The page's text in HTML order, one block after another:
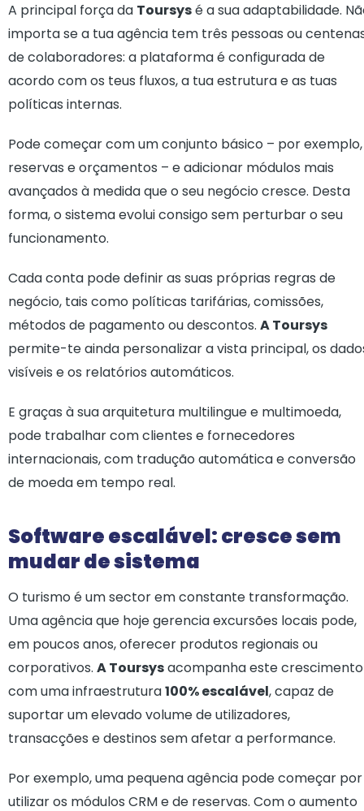
A principal força da Toursysé a sua adaptabilidade.
importa se a tua agência tem três pessoas ou
de colaboradores: a plataforma é configurada de
acordo com os teus fluxos, a tua estrutura e as tuas
políticas internas.
Pode começar com um conjunto básico – por exemplo,
reservas e orçamentos – e adicionar módulos mais
avançados à medida que o seu negócio cresce. Desta
forma, o sistema evolui consigo sem perturbar o seu
funcionamento.
Cada conta pode definir as suas próprias regras de
negócio, tais como políticas tarifárias, comissões,
métodos de pagamento ou descontos. A Toursys
permite-te ainda personalizar a vista principal, os
visíveis e os relatórios automáticos.
E graças à sua arquitetura multilingue e multimoeda,
pode trabalhar com clientes e fornecedores
internacionais, com tradução automática e conversão
de moeda em tempo real.
Software escalável: cresce sem
mudar de sistema
O turismo é um sector em constante transformação.
Uma agência que hoje gerencia excursões locais pode,
em poucos anos, oferecer produtos regionais ou
corporativos. A Toursysacompanha este crescimento
com uma infraestrutura100% escalável, capaz de
suportar um elevado volume de utilizadores,
transacções e destinos sem afetar a performance.
Por exemplo, uma pequena agência pode começar por
utilizar os módulos CRM e de reservas. Com o aumento